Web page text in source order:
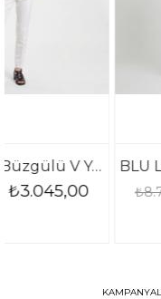
Yaka Gömlek
₺8.700,00